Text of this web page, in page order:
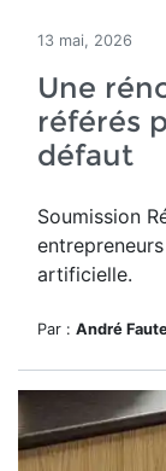
13 mai, 2026
Une
référés
défaut
Soumission
artificielle.
Par : André